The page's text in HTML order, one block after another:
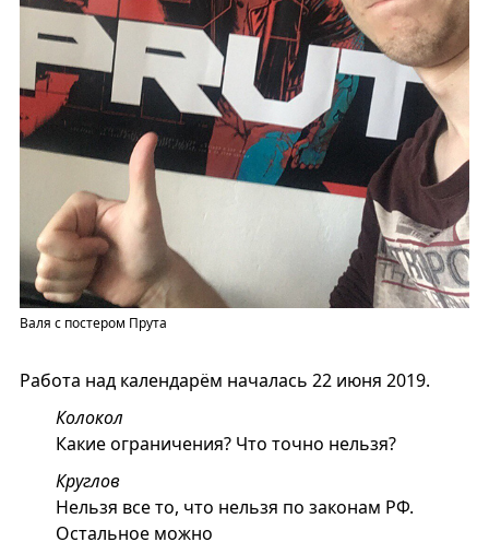
Валя с постером Прута
Работа над календарём началась 22 июня 2019.
Колокол
Какие ограничения? Что точно нельзя?
Круглов
Нельзя все то, что нельзя по законам РФ.
Остальное можно